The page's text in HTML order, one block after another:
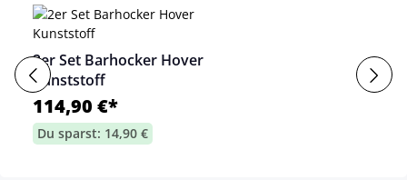
2er Set Barhocker Hover
Kunststoff
114,90 €*
Du sparst: 14,90 €